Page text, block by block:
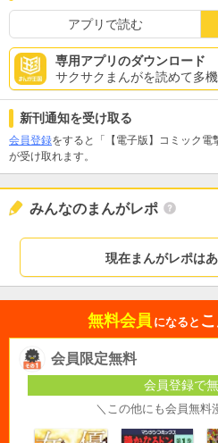
アプリで読む
専用アプリのダウンロード
サクサクまんがを読めて多機
新刊通知を受け取る
会員登録をすると「【電子版】コミック
が受け取れます。
みんなのまんがレポ
現在まんがレポは
無料会員 になると
会員限定無料
会員登録で
＼この他にも会員無料